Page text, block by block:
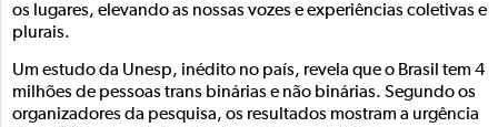
os lugares, elevando as nossas vozes e experiências coletivas e
plurais.
Um estudo da Unesp, inédito no país, revela que o Brasil tem 4
milhões de pessoas trans binárias e não binárias. Segundo os
organizadores da pesquisa, os resultados mostram a urgência